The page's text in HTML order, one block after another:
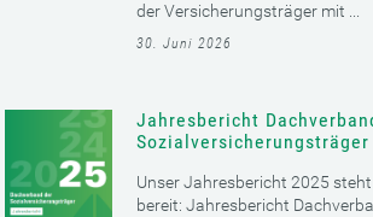
der Versicherungsträger mit ...
30. Juni 2026
Jahresbericht
Sozialversicherungsträger
Unser Jahresbericht 2025
bereit: Jahresbericht